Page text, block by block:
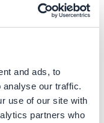
and ads, to
analyse our traffic.
use of our site with
partners who
itu, diperlukan
agar berhasil
pertumbuhan,
dan ketahanan,
dan nilai